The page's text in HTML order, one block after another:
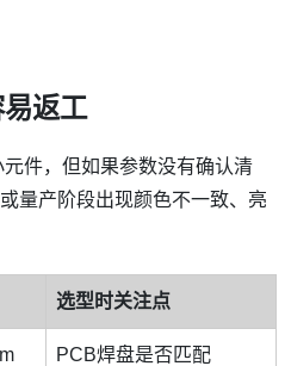
返工
件，但如果参数没有确认清
量产阶段出现颜色不一致、亮
选型时关注点
PCB焊盘是否匹配